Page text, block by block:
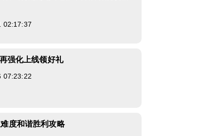
02:17:37
强化上线领好礼
07:23:22
度和谐胜利攻略